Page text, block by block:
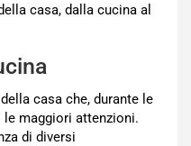
casa, dalla cucina al
casa che, durante le
le maggiori attenzioni.
di diversi